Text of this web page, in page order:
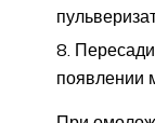
появлении